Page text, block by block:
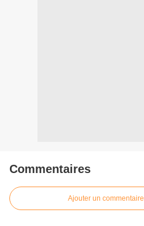
Commentaires
Ajouter un commentaire